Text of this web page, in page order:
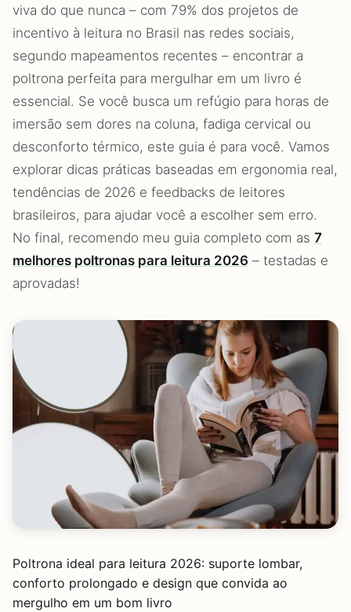
viva do que nunca – com 79% dos projetos de
incentivo à leitura no Brasil nas redes sociais,
segundo mapeamentos recentes – encontrar a
poltrona perfeita para mergulhar em um livro é
essencial. Se você busca um refúgio para horas de
imersão sem dores na coluna, fadiga cervical ou
desconforto térmico, este guia é para você. Vamos
explorar dicas práticas baseadas em ergonomia real,
tendências de 2026 e feedbacks de leitores
brasileiros, para ajudar você a escolher sem erro.
No final, recomendo meu guia completo com as 7
melhores poltronas para leitura 2026 – testadas e
aprovadas!
Poltrona ideal para leitura 2026: suporte lombar,
conforto prolongado e design que convida ao
mergulho em um bom livro